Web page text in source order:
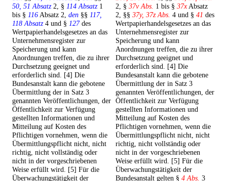
50, 51 Absatz2, § 114 Absatz1
bis § 116Absatz 2, den §§ 117,
118 Absatz4 und § 127des
Wertpapierhandelsgesetzes an das
Unternehmensregister zur
Speicherung und kann
Anordnungen treffen, die zu ihrer
Durchsetzung geeignet und
erforderlich sind. [4] Die
Bundesanstalt kann die gebotene
Übermittlung der in Satz 3
genannten Veröffentlichungen, der
Öffentlichkeit zur Verfügung
gestellten Informationen und
Mitteilung auf Kosten des
Pflichtigen vornehmen, wenn die
Übermittlungspflicht nicht, nicht
richtig, nicht vollständig oder
nicht in der vorgeschriebenen
Weise erfüllt wird. [5] Für die
Überwachungstätigkeit der
2, § 37v Abs. 1 bis § 37xAbsatz
2, §§ 37y, 37z Abs. 4 und § 41 des
Wertpapierhandelsgesetzes an das
Unternehmensregister zur
Speicherung und kann
Anordnungen treffen, die zu ihrer
Durchsetzung geeignet und
erforderlich sind. [4] Die
Bundesanstalt kann die gebotene
Übermittlung der in Satz 3
genannten Veröffentlichungen, der
Öffentlichkeit zur Verfügung
gestellten Informationen und
Mitteilung auf Kosten des
Pflichtigen vornehmen, wenn die
Übermittlungspflicht nicht, nicht
richtig, nicht vollständig oder
nicht in der vorgeschriebenen
Weise erfüllt wird. [5] Für die
Überwachungstätigkeit der
Bundesanstalt gelten § 4 Abs. 3